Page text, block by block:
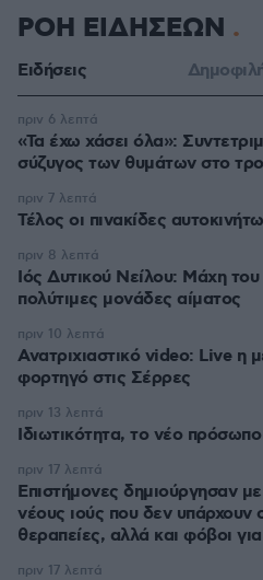
ΡΟΗ ΕΙΔΗΣΕΩΝ
Ειδήσεις
«Τα έχω χάσει όλα»:
σύζυγος των θυμάτων στο
πριν 6 λεπτά
Τέλος οι πινακίδες
πριν 7 λεπτά
Ιός Δυτικού Νείλου: Μάχη
πολύτιμες μονάδες αίματος
πριν 8 λεπτά
Ανατριχιαστικό video: Live η
φορτηγό στις Σέρρες
πριν 10 λεπτά
Ιδιωτικότητα, το νέο
πριν 13 λεπτά
Επιστήμονες δημιούργησαν
νέους ιούς που δεν υπάρχουν
θεραπείες, αλλά και φόβοι
πριν 17 λεπτά
πριν 17 λεπτά